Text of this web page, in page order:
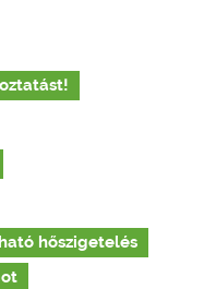
hőszigetelés